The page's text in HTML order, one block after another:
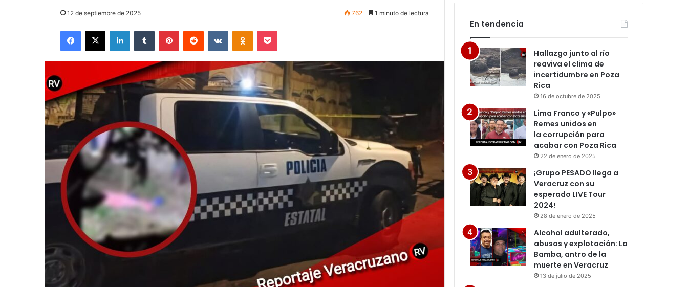
12 de septiembre de 2025 762 1 minuto de lectura
Facebook
X LinkedInTumblr PinterestReddit VKontakteOdnoklassniki
Pocket
En tendencia
Hallazgo junto al río
reaviva el clima de
incertidumbre en Poza
Rica
16 de octubre de 2025
Lima Franco y «Pulpo»
Remes unidos en
la corrupción para
acabar con Poza Rica
22 de enero de 2025
¡Grupo PESADO llega a
Veracruz con su
esperado LIVE Tour
2024!
28 de enero de 2025
Alcohol adulterado,
abusos y explotación: La
Bamba, antro de la
muerte en Veracruz
13 de julio de 2025